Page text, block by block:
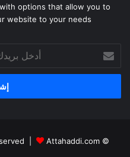
options that allow you to
website to your needs.
أدخل
بريدك
الإلكتروني
© Copyright 2026, All Rights Reserved |
Attahaddi.com